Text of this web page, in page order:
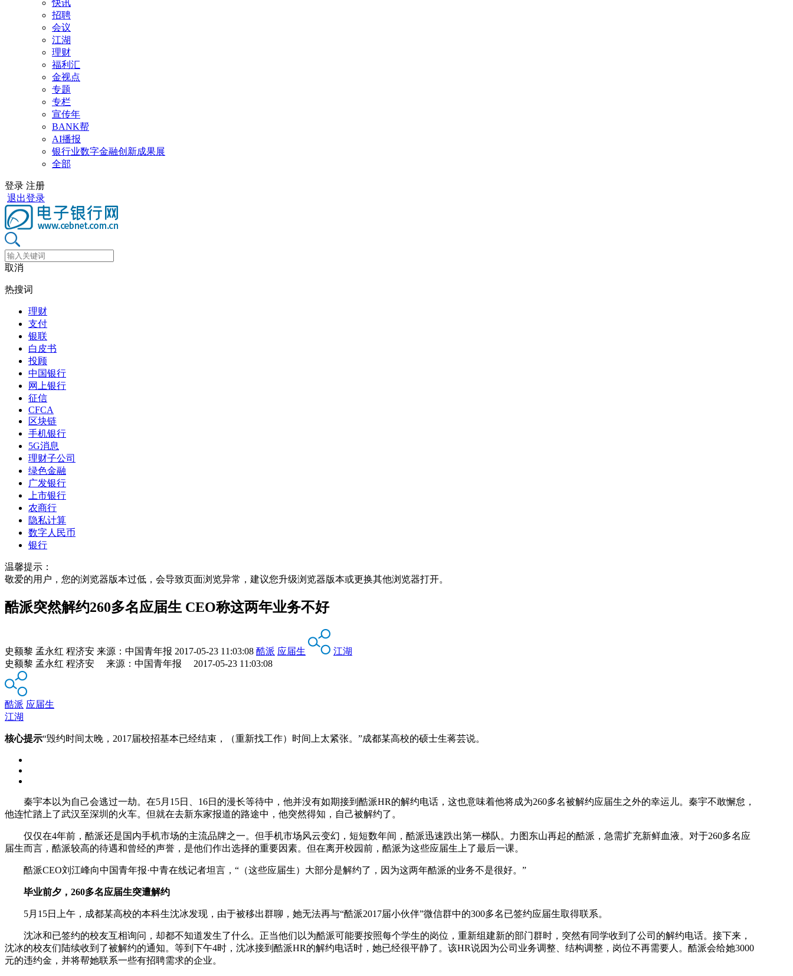
快讯
招聘
会议
江湖
理财
福利汇
金视点
专题
专栏
宣传年
BANK帮
AI播报
银行业数字金融创新成果展
全部
登录 注册
退出登录
取消
热搜词
理财
支付
银联
白皮书
投顾
中国银行
网上银行
征信
CFCA
区块链
手机银行
5G消息
理财子公司
绿色金融
广发银行
上市银行
农商行
隐私计算
数字人民币
银行
温馨提示：
敬爱的用户，您的浏览器版本过低，会导致页面浏览异常，建议您升级浏览器版本或更换其他浏览器打开。
酷派突然解约260多名应届生 CEO称这两年业务不好
史额黎 孟永红 程济安 来源： 中国青年报 2017-05-23 11:03:08 酷派 应届生
江湖
史额黎 孟永红 程济安 来源：中国青年报 2017-05-23 11:03:08
酷派 应届生
江湖
核心提示“毁约时间太晚，2017届校招基本已经结束，（重新找工作）时间上太紧张。”成都某高校的硕士生蒋芸说。
秦宇本以为自己会逃过一劫。在5月15日、16日的漫长等待中，他并没有如期接到酷派HR的解约电话，这也意味着他将成为260多名被解约应届生之外的幸运儿。秦宇不敢懈怠，
他连忙踏上了武汉至深圳的火车。但就在去新东家报道的路途中，他突然得知，自己被解约了。
仅仅在4年前，酷派还是国内手机市场的主流品牌之一。但手机市场风云变幻，短短数年间，酷派迅速跌出第一梯队。力图东山再起的酷派，急需扩充新鲜血液。对于260多名应
届生而言，酷派较高的待遇和曾经的声誉，是他们作出选择的重要因素。但在离开校园前，酷派为这些应届生上了最后一课。
酷派CEO刘江峰向中国青年报·中青在线记者坦言，“（这些应届生）大部分是解约了，因为这两年酷派的业务不是很好。”
毕业前夕，260多名应届生突遭解约
5月15日上午，成都某高校的本科生沈冰发现，由于被移出群聊，她无法再与“酷派2017届小伙伴”微信群中的300多名已签约应届生取得联系。
沈冰和已签约的校友互相询问，却都不知道发生了什么。正当他们以为酷派可能要按照每个学生的岗位，重新组建新的部门群时，突然有同学收到了公司的解约电话。接下来，
沈冰的校友们陆续收到了被解约的通知。等到下午4时，沈冰接到酷派HR的解约电话时，她已经很平静了。该HR说因为公司业务调整、结构调整，岗位不再需要人。酷派会给她3000
元的违约金，并将帮她联系一些有招聘需求的企业。